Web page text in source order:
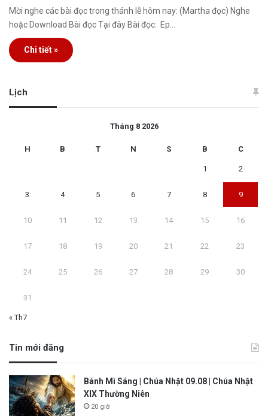
Mời nghe các bài đọc trong thánh lễ hôm nay: (Martha đọc) Nghe
hoặc Download Bài đọc Tại đây Bài đọc: Ep…
Chi tiết »
Lịch
Tháng 8 2026
H B T N S B C
1 2
3 4 5 6 7 8 9
10 11 12 13 14 15 16
17 18 19 20 21 22 23
24 25 26 27 28 29 30
31
« Th7
Tin mới đăng
Bánh Mì Sáng | Chúa Nhật 09.08 | Chúa Nhật
XIX Thường Niên
20 giờ